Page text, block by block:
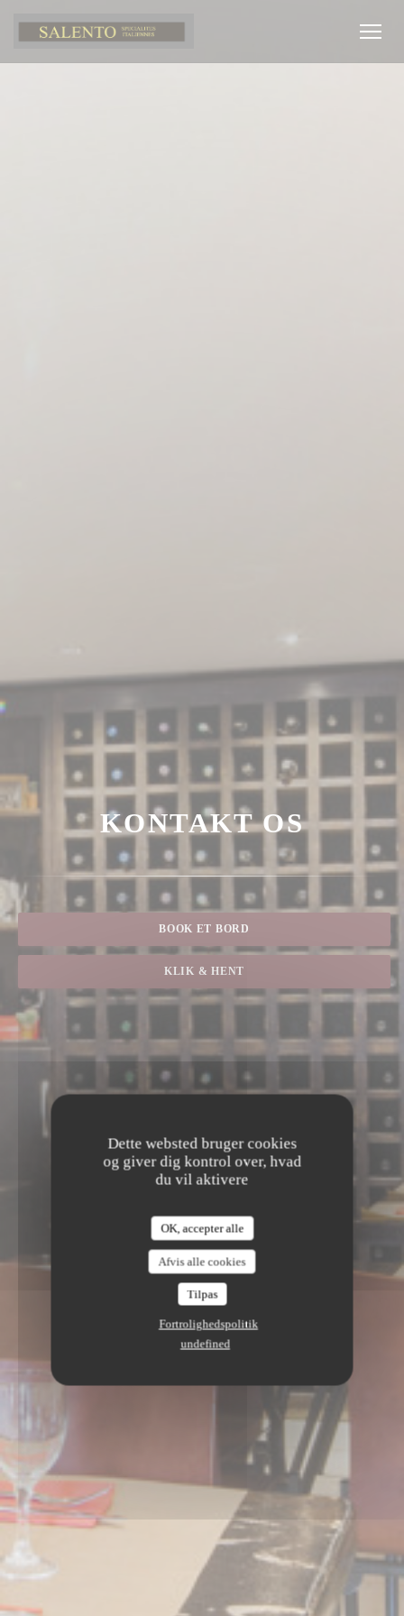
Dette websted bruger cookies
og giver dig kontrol over, hvad
du vil aktivere
OK, accepter alle
Afvis alle cookies
Tilpas
Fortrolighedspolitik
undefined
KONTAKT OS
BOOK ET BORD
KLIK & HENT